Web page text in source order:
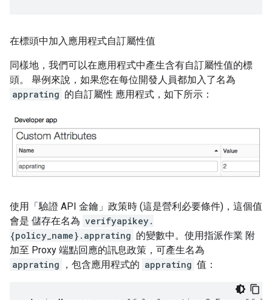
在標頭中加入應用程式自訂屬性值
同樣地，我們可以在應用程式中產生含有自訂屬性值的標
頭。 舉例來說，如果您在每位開發人員都加入了名為
apprating 的自訂屬性 應用程式，如下所示：
使用「驗證 API 金鑰」政策時 (這是營利必要條件)，這個值
會是 儲存在名為 verifyapikey.
{policy_name}.apprating 的變數中。使用指派作業 附
加至 Proxy 端點回應的訊息政策，可產生名為
apprating
，包含應用程式的 apprating 值：